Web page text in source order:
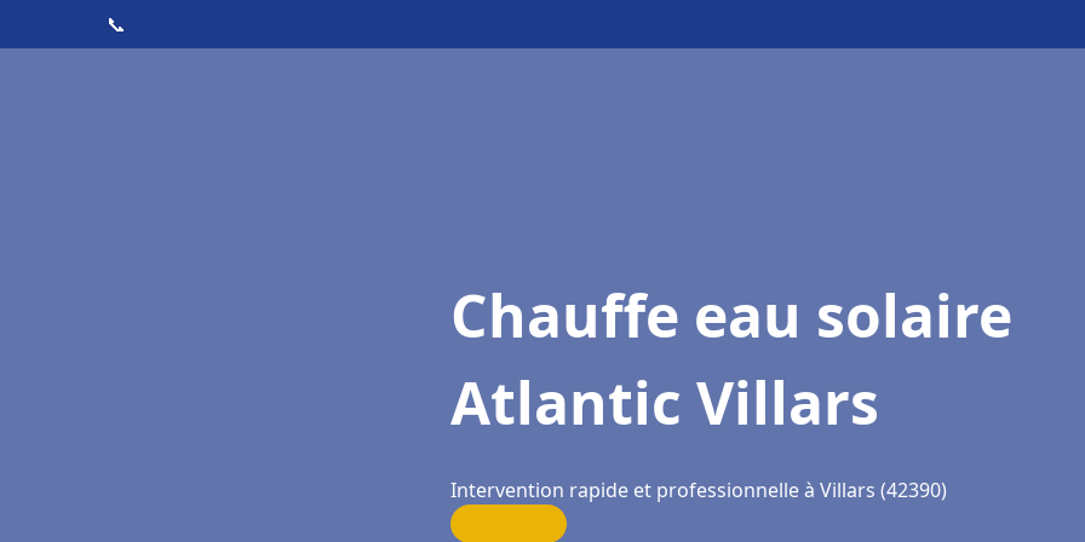
📞
Chauffe eau solaire
Atlantic Villars
Intervention rapide et professionnelle à Villars (42390)